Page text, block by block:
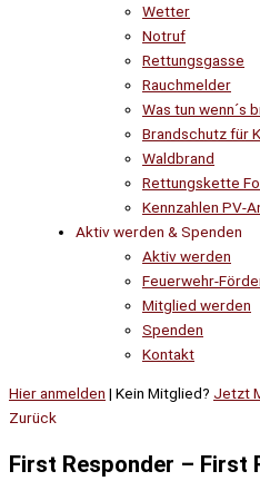
Wetter
Notruf
Rettungsgasse
Rauchmelder
Was tun wenn´s
Brandschutz für
Waldbrand
Rettungskette
Kennzahlen PV-
Aktiv werden & Spenden
Aktiv werden
Feuerwehr-
Mitglied werden
Spenden
Kontakt
Hier anmelden | Kein Mitglied? Jetzt
Zurück
First Responder – First